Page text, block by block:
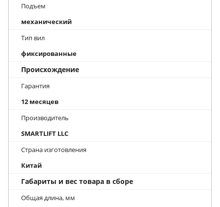
Подъем
механический
Тип вил
фиксированные
Происхождение
Гарантия
12 месяцев
Производитель
SMARTLIFT LLC
Страна изготовления
Китай
Габариты и вес товара в сборе
Общая длина, мм